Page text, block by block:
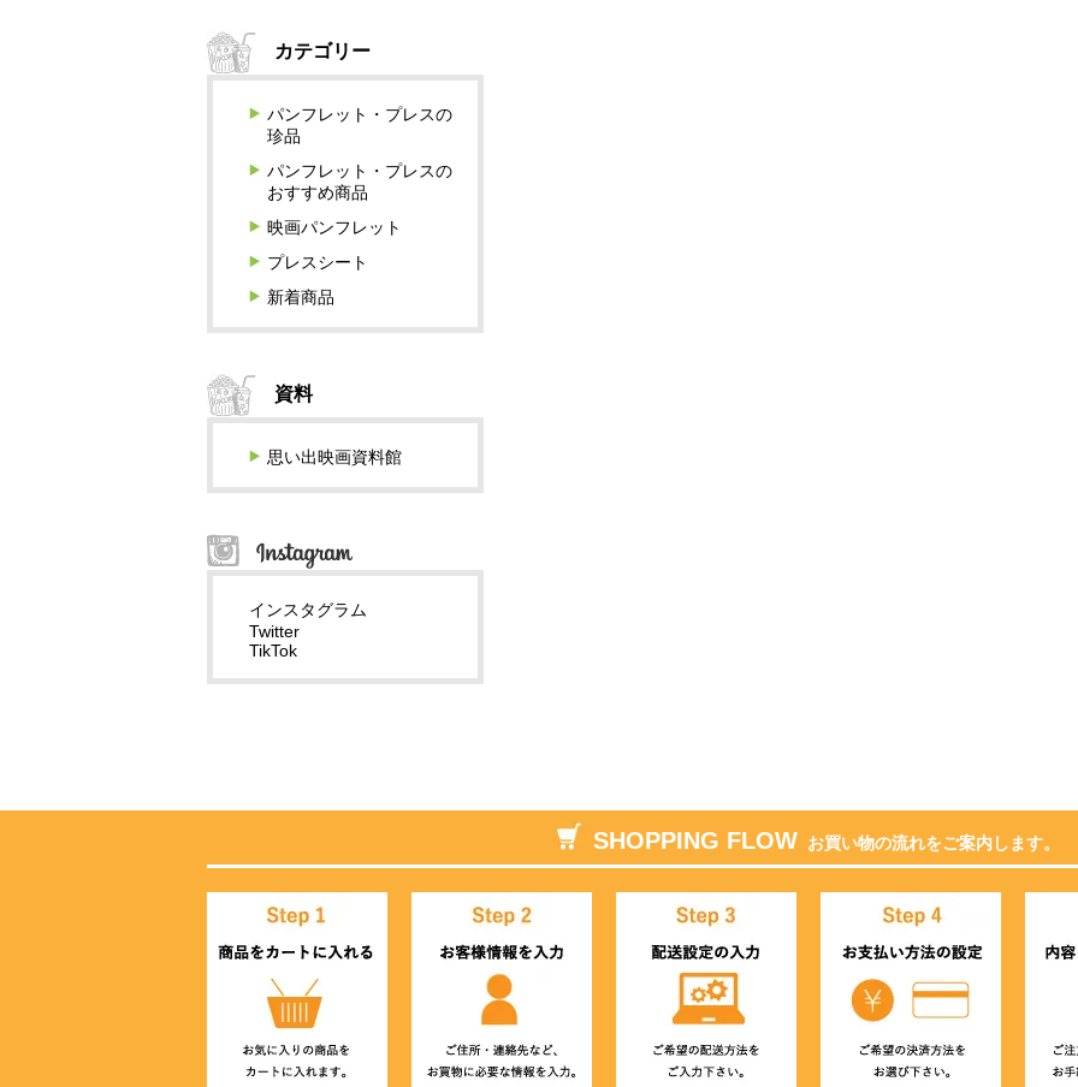
カテゴリー
パンフレット・プレスの
珍品
パンフレット・プレスの
おすすめ商品
映画パンフレット
プレスシート
新着商品
資料
思い出映画資料館
インスタグラム
Twitter
TikTok
SHOPPING FLOW お買い物の流れをご案内します。